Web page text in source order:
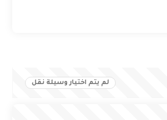
لم يتم اختيار وسيلة نقل